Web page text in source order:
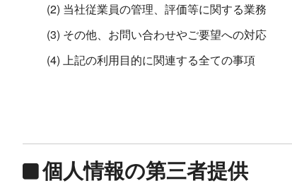
(2) 当社従業員の管理、評価等に関する業務
(3) その他、お問い合わせやご要望への対応
(4) 上記の利用目的に関連する全ての事項
個人情報の第三者提供